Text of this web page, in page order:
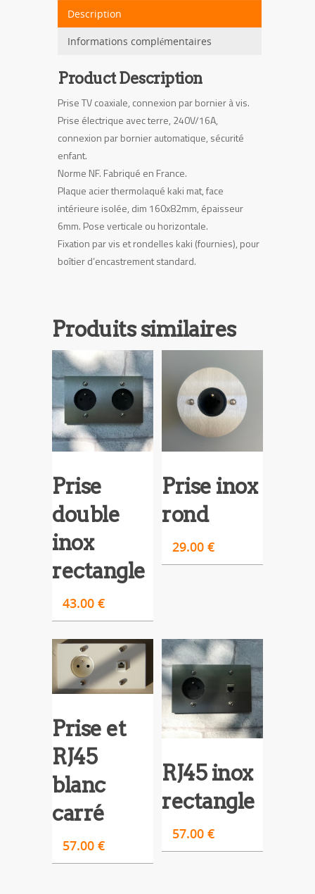
carré
Description
Informations complémentaires
Product Description
Prise TV coaxiale, connexion par bornier à vis.
Prise électrique avec terre, 240V/16A,
connexion par bornier automatique, sécurité
enfant.
Norme NF. Fabriqué en France.
Plaque acier thermolaqué kaki mat, face
intérieure isolée, dim 160x82mm, épaisseur
6mm. Pose verticale ou horizontale.
Fixation par vis et rondelles kaki (fournies), pour
boîtier d’encastrement standard.
Produits similaires
Prise
double
inox
rectangle
43.00 €
Prise inox
rond
29.00 €
Prise et
RJ45
blanc
carré
57.00 €
RJ45 inox
rectangle
57.00 €